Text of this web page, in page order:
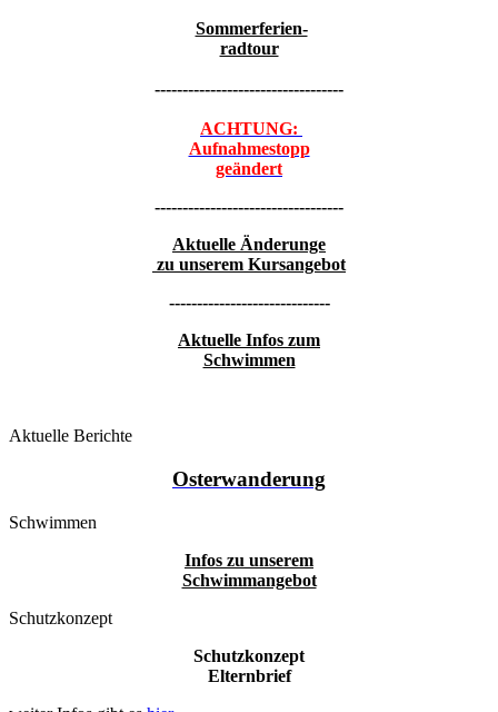
Sommerferien-
radtour
----------------------------------
ACHTUNG:
Aufnahmestopp
geändert
----------------------------------
Aktuelle Änderunge
zu unserem Kursangebot
-----------------------------
Aktuelle Infos zum
Schwimmen
Aktuelle Berichte
Osterwanderung
Schwimmen
Infos zu unserem
Schwimmangebot
Schutzkonzept
Schutzkonzept
Elternbrief